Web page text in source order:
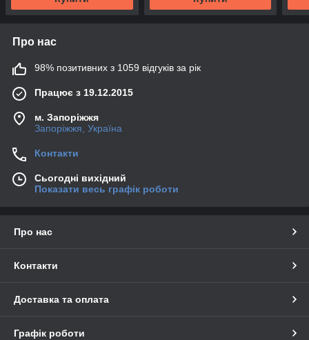
Про нас
98% позитивних з 1059 відгуків за рік
Працює з 19.12.2015
м. Запоріжжя
Запоріжжя, Україна
Контакти
Сьогодні вихідний
Показати весь графік роботи
Про нас
Контакти
Доставка та оплата
Графік роботи